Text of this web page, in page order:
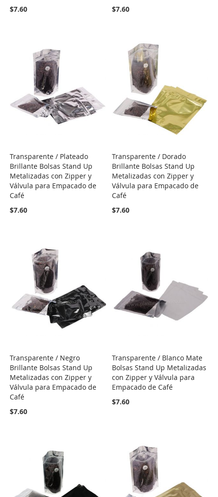
$7.60
$7.60
COMPARE
Transparente / Plateado
Brillante Bolsas Stand Up
Metalizadas con Zipper y
Válvula para Empacado de
Café
$7.60
COMPARE
Transparente / Dorado
Brillante Bolsas Stand Up
Metalizadas con Zipper y
Válvula para Empacado de
Café
$7.60
COMPARE
Transparente / Negro
Brillante Bolsas Stand Up
Metalizadas con Zipper y
Válvula para Empacado de
Café
$7.60
COMPARE
Transparente / Blanco Mate
Bolsas Stand Up Metalizadas
con Zipper y Válvula para
Empacado de Café
$7.60